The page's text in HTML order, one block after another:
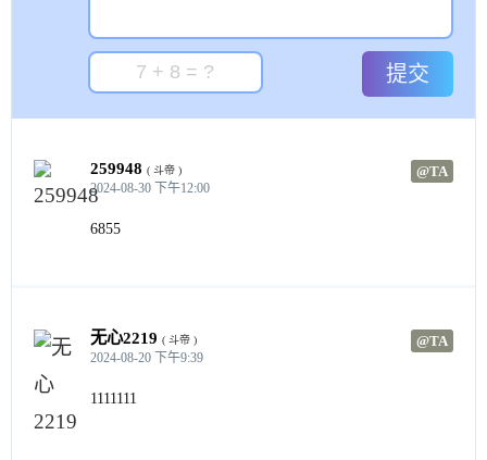
提交
259948 @TA
( 斗帝 )
2024-08-30 下午12:00
6855
无心2219 @TA
( 斗帝 )
2024-08-20 下午9:39
1111111